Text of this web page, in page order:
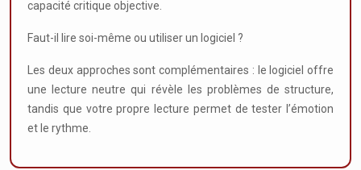
capacité critique objective.
Faut-il lire soi-même ou utiliser un logiciel ?
Les deux approches sont complémentaires : le logiciel offre
une lecture neutre qui révèle les problèmes de structure,
tandis que votre propre lecture permet de tester l’émotion
et le rythme.